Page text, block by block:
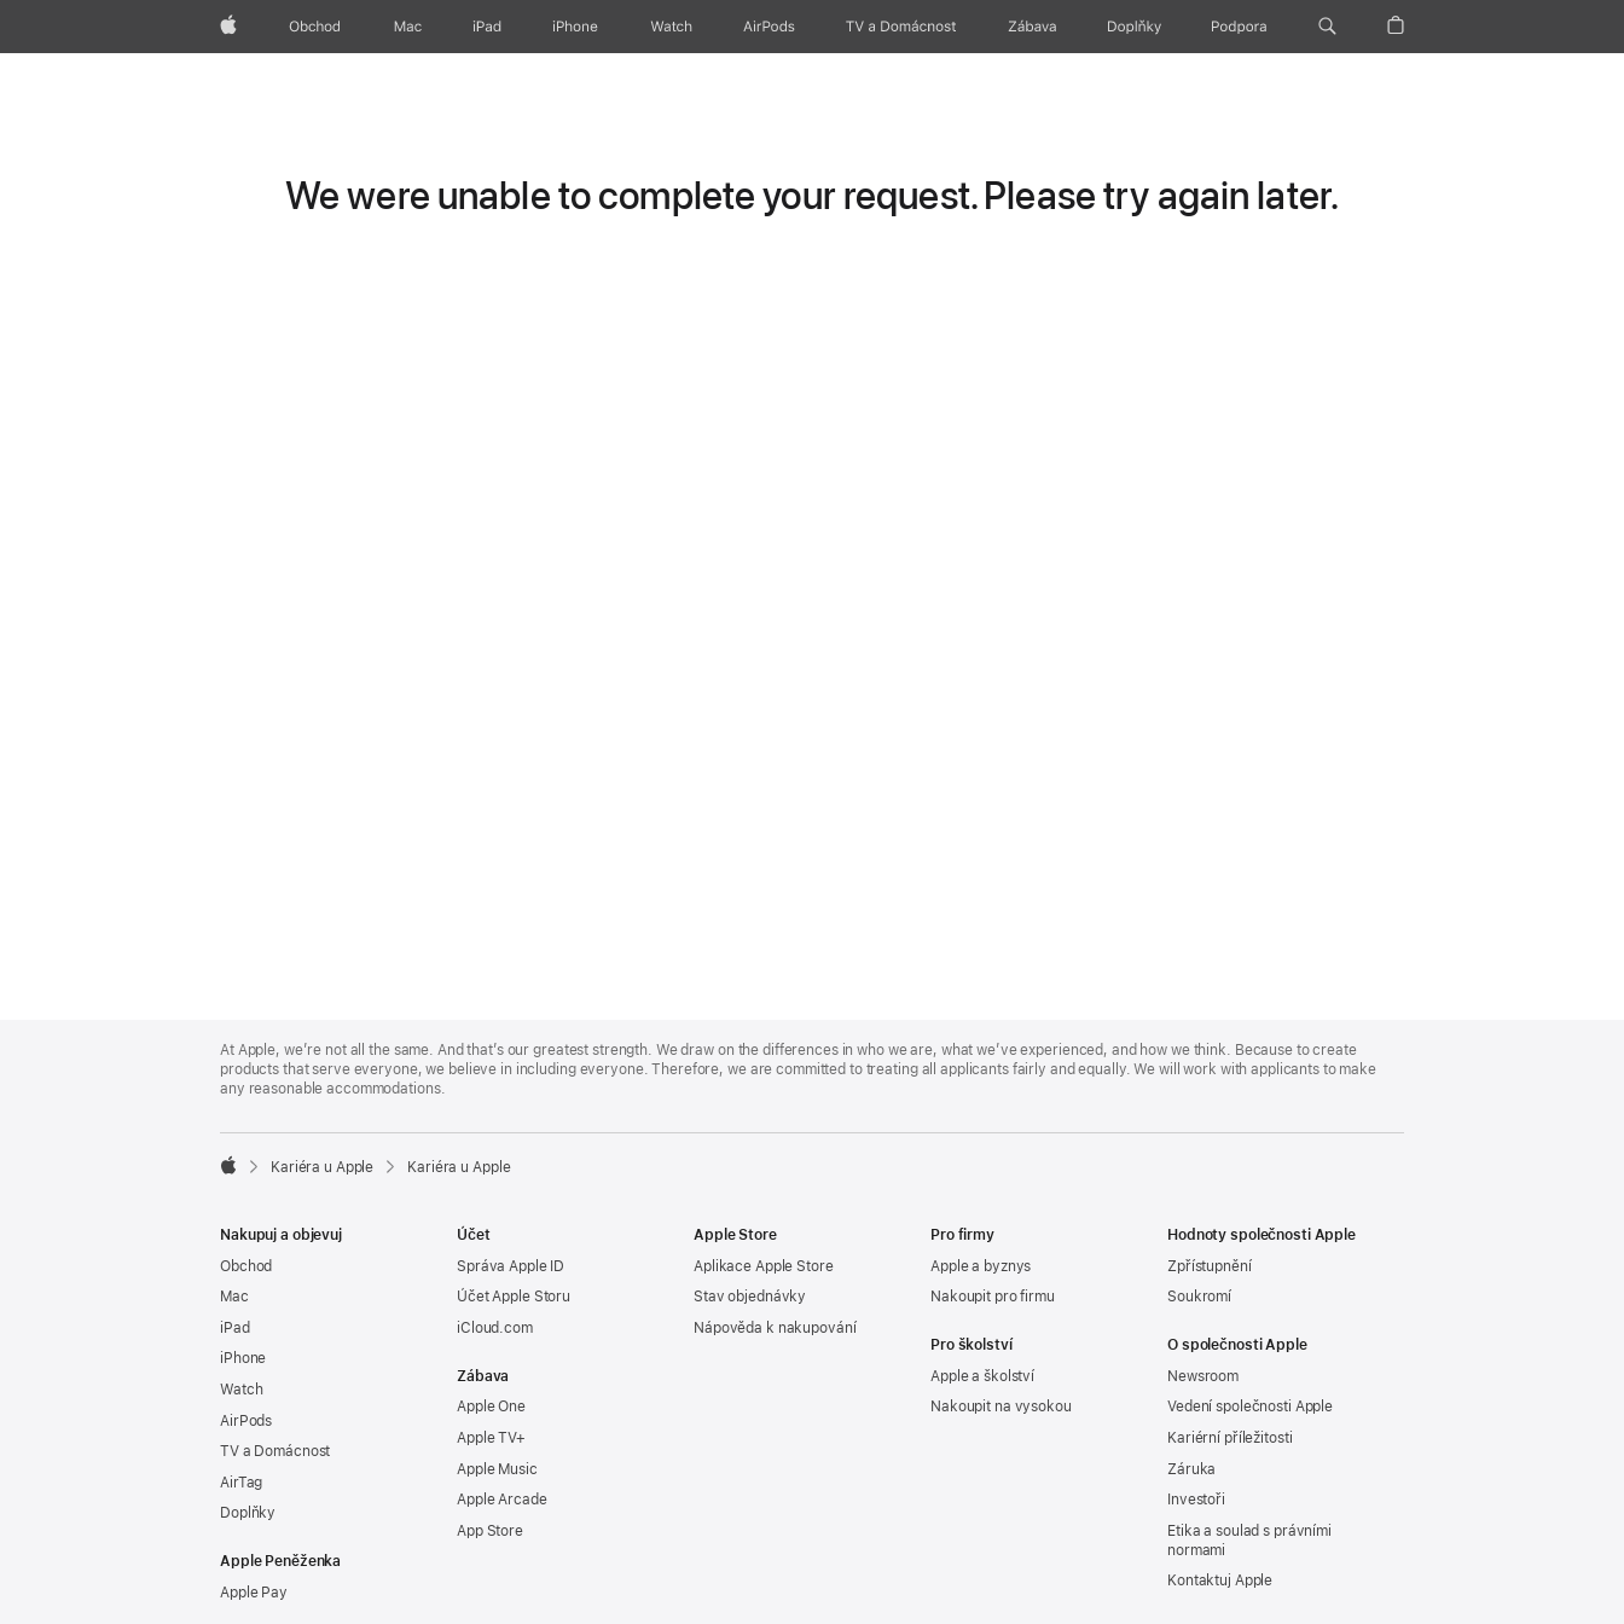
AppleObchod Mac iPad iPhone Watch AirPods TV a Domácnost Zábava Doplňky Podpora
We were unable to complete your request. Please try again later.
Footer
At Apple, we’re not all the same. And that’s our greatest strength. We draw on the differences in who we are, what we’ve experienced, and how we think. Because to create
products that serve everyone, we believe in including everyone. Therefore, we are committed to treating all applicants fairly and equally. We will work with applicants to make
any reasonable accommodations.

Kariéra u Apple Kariéra u Apple
Nakupuj a objevuj
Obchod
Mac
iPad
iPhone
Watch
AirPods
TV a Domácnost
AirTag
Doplňky
Apple Peněženka
Apple Pay
Účet
Správa Apple ID
Účet Apple Storu
iCloud.com
Zábava
Apple One
Apple TV+
Apple Music
Apple Arcade
App Store
Apple Store
Aplikace Apple Store
Stav objednávky
Nápověda k nakupování
Pro firmy
Apple a byznys
Nakoupit pro firmu
Pro školství
Apple a školství
Nakoupit na vysokou
Hodnoty společnosti Apple
Zpřístupnění
Soukromí
O společnosti Apple
Newsroom
Vedení společnosti Apple
Kariérní příležitosti
Záruka
Investoři
Etika a soulad s právními
normami
Kontaktuj Apple